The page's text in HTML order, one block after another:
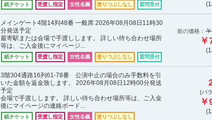
紙チケット 受渡し指定 女性名義 塗りつぶしなし 質問受付
メインゲート4階14列48番 一般席 2026年08月08日11時30
分発送予定
最寄駅または会場で手渡しします。 詳しい待ち合わせ場所
等は、ご入金後にマイページ...
紙チケット 受渡し指定 女性名義 塗りつぶしなし 質問受付
前の価格：
3階304通路16列61-78番 公演中止の場合のみ手数料を引
いた金額を返金致します。 2026年08月08日12時00分発送
予定
会場で手渡しします。 詳しい待ち合わせ場所等は、ご入金
後にマイページの連絡ボード...
紙チケット 受渡し指定 女性名義 塗りつぶしなし
(バ